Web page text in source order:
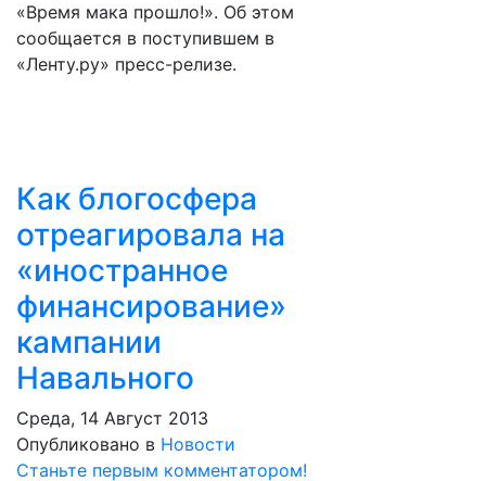
«Время мака прошло!». Об этом
сообщается в поступившем в
«Ленту.ру» пресс-релизе.
Как блогосфера
отреагировала на
«иностранное
финансирование»
кампании
Навального
Среда, 14 Август 2013
Опубликовано в Новости
Станьте первым комментатором!